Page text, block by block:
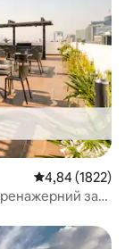
Середня
4,84 (1822)
зал